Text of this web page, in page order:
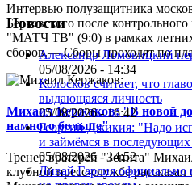
Интервью полузащитника
Берковского после
"МАТЧ ТВ" (9:0) в рамках
сборов.— Сборы проходят по
Михаил Кержаков: "В новой
намного больше"
Тренер вратарей "Зенита"
клубной пресс-службе
Новости
Александр Ломовицкий
05/08/2026 - 14:34
Колосков считает, что
выдающаяся личность
05/08/2026 - 16:42
Георгий Джикия: "Надо
и займёмся в последующих
05/08/2026 - 14:52
Ливай Гарсия